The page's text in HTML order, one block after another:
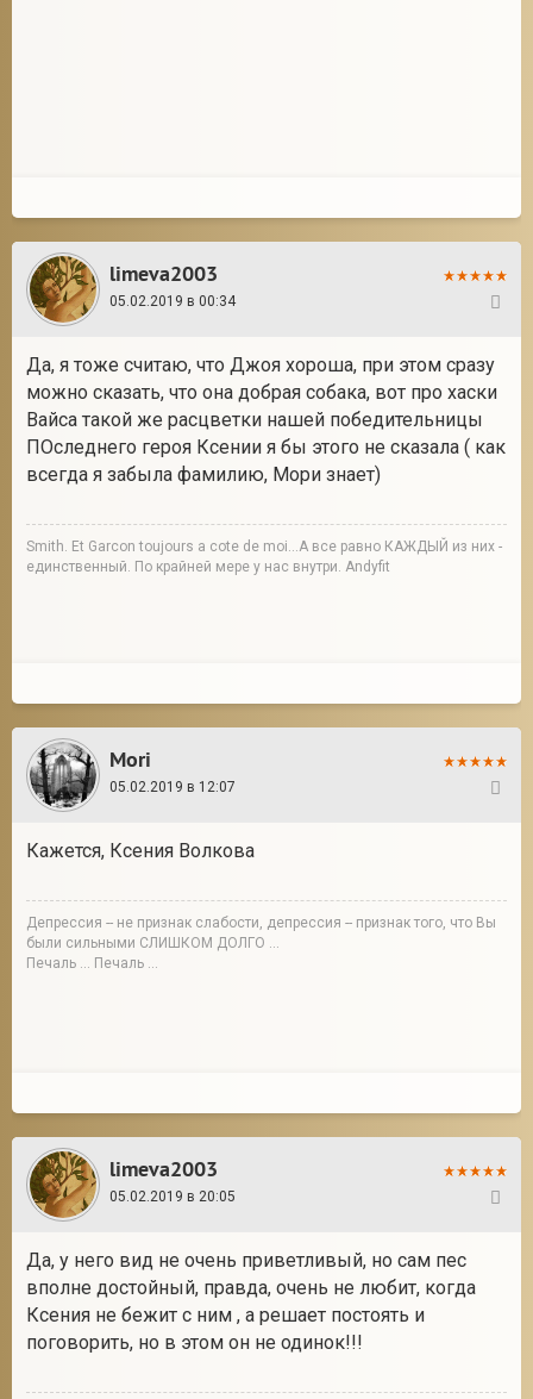
limeva2003
05.02.2019 в 00:34
Да, я тоже считаю, что Джоя хороша, при этом сразу
можно сказать, что она добрая собака, вот про хаски
Вайса такой же расцветки нашей победительницы
ПОследнего героя Ксении я бы этого не сказала ( как
всегда я забыла фамилию, Мори знает)
Smith. Et Garcon toujours a cote de moi...А все равно КАЖДЫЙ из них -
единственный. По крайней мере у нас внутри. Andyfit
Mori
05.02.2019 в 12:07
Кажется, Ксения Волкова
Депрессия -- не признак слабости, депрессия -- признак того, что Вы
были сильными СЛИШКОМ ДОЛГО ...
Печаль ... Печаль ...
limeva2003
05.02.2019 в 20:05
Да, у него вид не очень приветливый, но сам пес
вполне достойный, правда, очень не любит, когда
Ксения не бежит с ним , а решает постоять и
поговорить, но в этом он не одинок!!!